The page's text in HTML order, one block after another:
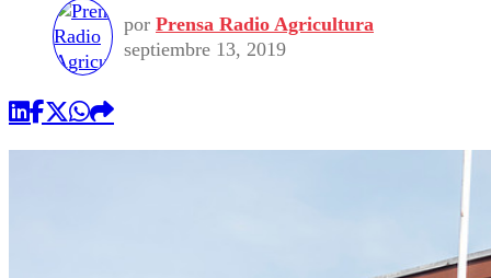
Seleccion Chilena
Torneo Internacional
Economía
Internacional
Publicaciones en medios
Opinión
Programas
por Prensa Radio Agricultura
septiembre 13, 2019